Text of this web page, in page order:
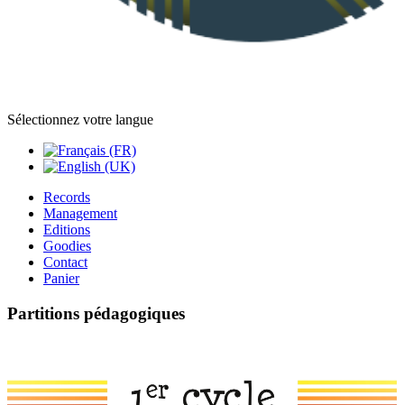
Sélectionnez votre langue
Records
Management
Editions
Goodies
Contact
Panier
Partitions pédagogiques